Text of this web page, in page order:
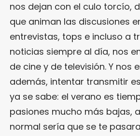
nos dejan con el culo torcío,
que animan las discusiones
entrevistas, tops e incluso a
noticias siempre al día, nos
de cine y de televisión. Y nos
además, intentar transmitir
ya se sabe: el verano es
pasiones mucho más bajas,
normal sería que se te